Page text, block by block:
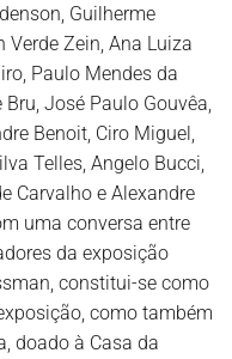
Guilherme
Verde Zein, Ana Luiza
Paulo Mendes da
José Paulo Gouvêa,
Benoit, Ciro Miguel,
Telles, Angelo Bucci,
Carvalho e Alexandre
uma conversa entre
da exposição
constitui-se como
como também
doado à Casa da